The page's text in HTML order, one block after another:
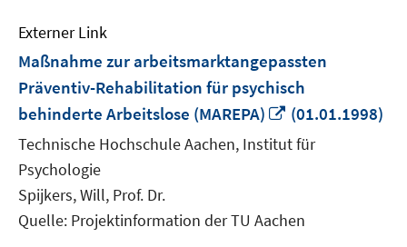
Externer Link
Maßnahme zur arbeitsmarktangepassten
Präventiv-Rehabilitation für psychisch
behinderte Arbeitslose (MAREPA)
In
neuem
Fenster
(01.01.1998)
Technische Hochschule Aachen, Institut für
Psychologie
Spijkers, Will, Prof. Dr.
Quelle: Projektinformation der TU Aachen